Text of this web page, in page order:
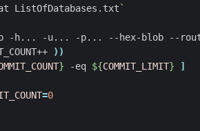
ListOfDatabases.txt `
-h... -u... -p... --hex-blob --
))
} -eq ${COMMIT_LIMIT}
]
=0